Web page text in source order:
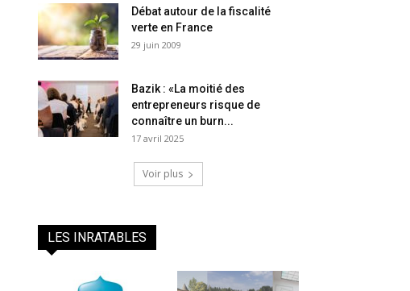
Débat autour de la fiscalité
verte en France
29 juin 2009
Bazik : «La moitié des
entrepreneurs risque de
connaître un burn...
17 avril 2025
Voir plus
LES INRATABLES